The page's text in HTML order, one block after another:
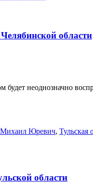
области
будет неоднозначно
Михаил Юревич, Тульская
области